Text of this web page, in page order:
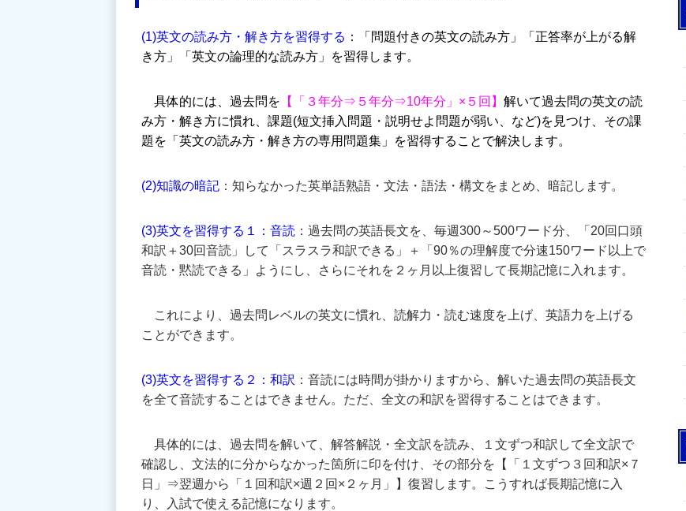
(1)英文の読み方・解き方を習得する ：「問題付きの英文の読み方」「正答率が上がる解
き方」「英文の論理的な読み方」を習得します。
具体的には、過去問を 【「３年分⇒５年分⇒10年分」×５回】 解いて過去問の英文の読
み方・解き方に慣れ、課題(短文挿入問題・説明せよ問題が弱い、など)を見つけ、その課
題を「英文の読み方・解き方の専用問題集」を習得することで解決します。
(2)知識の暗記 ：知らなかった英単語熟語・文法・語法・構文をまとめ、暗記します。
(3)英文を習得する１：音読 ：過去問の英語長文を、毎週300～500ワード分、「20回口頭
和訳＋30回音読」して「スラスラ和訳できる」＋「90％の理解度で分速150ワード以上で
音読・黙読できる」ようにし、さらにそれを２ヶ月以上復習して長期記憶に入れます。
これにより、過去問レベルの英文に慣れ、読解力・読む速度を上げ、英語力を上げる
ことができます。
(3)英文を習得する２：和訳 ：音読には時間が掛かりますから、解いた過去問の英語長文
を全て音読することはできません。ただ、全文の和訳を習得することはできます。
具体的には、過去問を解いて、解答解説・全文訳を読み、１文ずつ和訳して全文訳で
確認し、文法的に分からなかった箇所に印を付け、その部分を【「１文ずつ３回和訳×７
日」⇒翌週から「１回和訳×週２回×２ヶ月」】復習します。こうすれば長期記憶に入
り、入試で使える記憶になります。